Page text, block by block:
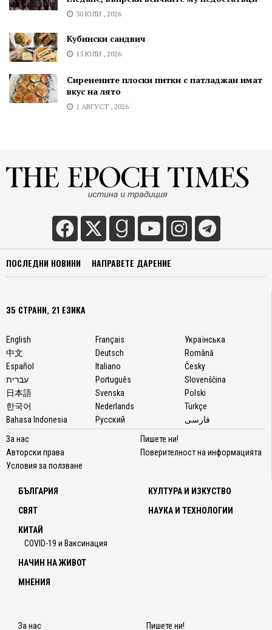
30 ЮЛИ , 2026
Кубински сандвич
15 ЮЛИ , 2026
Сиренените плоски питки с патладжан имат
вкус на лято
1 АВГУСТ , 2026
ПОСЛЕДНИ НОВИНИ НАПРАВЕТЕ ДАРЕНИЕ
35 СТРАНИ, 21 ЕЗИКА
English
中文
Español
עברית
日本語
한국어
Bahasa Indonesia
Français
Deutsch
Italiano
Português
Svenska
Nederlands
Русский
Українська
Română
Česky
Slovenščina
Polski
Türkçe
فارسی
За нас
Авторски права
Условия за ползване
Пишете ни!
Поверителност на информацията
БЪЛГАРИЯ
СВЯТ
КИТАЙ
COVID-19 и Ваксинация
КУЛТУРА И ИЗКУСТВО
НАУКА И ТЕХНОЛОГИИ
НАЧИН НА ЖИВОТ
МНЕНИЯ
За нас Пишете ни!